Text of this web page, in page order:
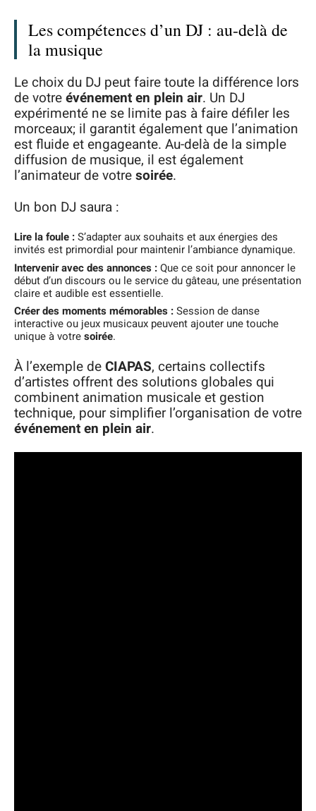
Les compétences d’un DJ : au-delà de
la musique
Le choix du DJ peut faire toute la différence lors
de votreévénement en plein air. Un DJ
expérimenté ne se limite pas à faire défiler les
morceaux; il garantit également que l’animation
est fluide et engageante. Au-delà de la simple
diffusion de musique, il est également
l’animateur de votresoirée.
Un bon DJ saura :
Lire la foule :S’adapter aux souhaits et aux énergies des
invités est primordial pour maintenir l’ambiance dynamique.
Intervenir avec des annonces :Que ce soit pour annoncer le
début d’un discours ou le service du gâteau, une présentation
claire et audible est essentielle.
Créer des moments mémorables :Session de danse
interactive ou jeux musicaux peuvent ajouter une touche
unique à votresoirée.
À l’exemple deCIAPAS, certains collectifs
d’artistes offrent des solutions globales qui
combinent animation musicale et gestion
technique, pour simplifier l’organisation de votre
événement en plein air.